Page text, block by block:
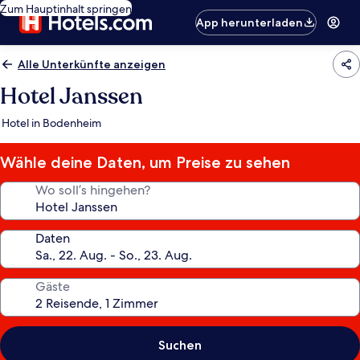
Zum Hauptinhalt springen
App herunterladen
Alle Unterkünfte anzeigen
Hotel Janssen
Hotel in Bodenheim
Wähle deine Daten, um Preise zu sehen
Wo soll’s hingehen?
Daten
Gäste
Suchen